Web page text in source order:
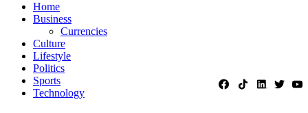
Home
Business
Currencies
Culture
Lifestyle
Politics
Sports
Technology